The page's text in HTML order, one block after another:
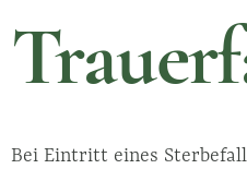
Bei Eintritt eines